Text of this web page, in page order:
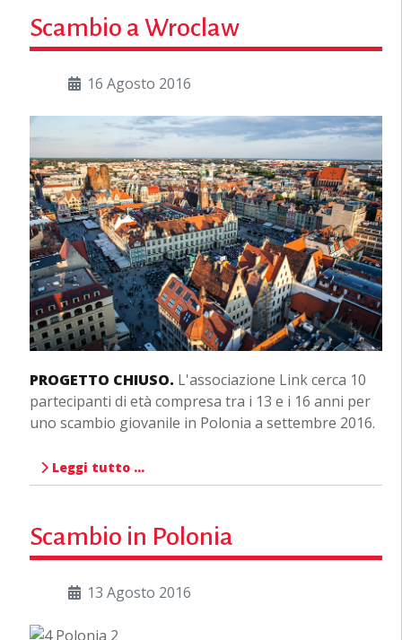
Scambio a Wroclaw
16 Agosto 2016
PROGETTO CHIUSO. L'associazione Link cerca 10
partecipanti di età compresa tra i 13 e i 16 anni per
uno scambio giovanile in Polonia a settembre 2016.
Leggi tutto …
Scambio in Polonia
13 Agosto 2016